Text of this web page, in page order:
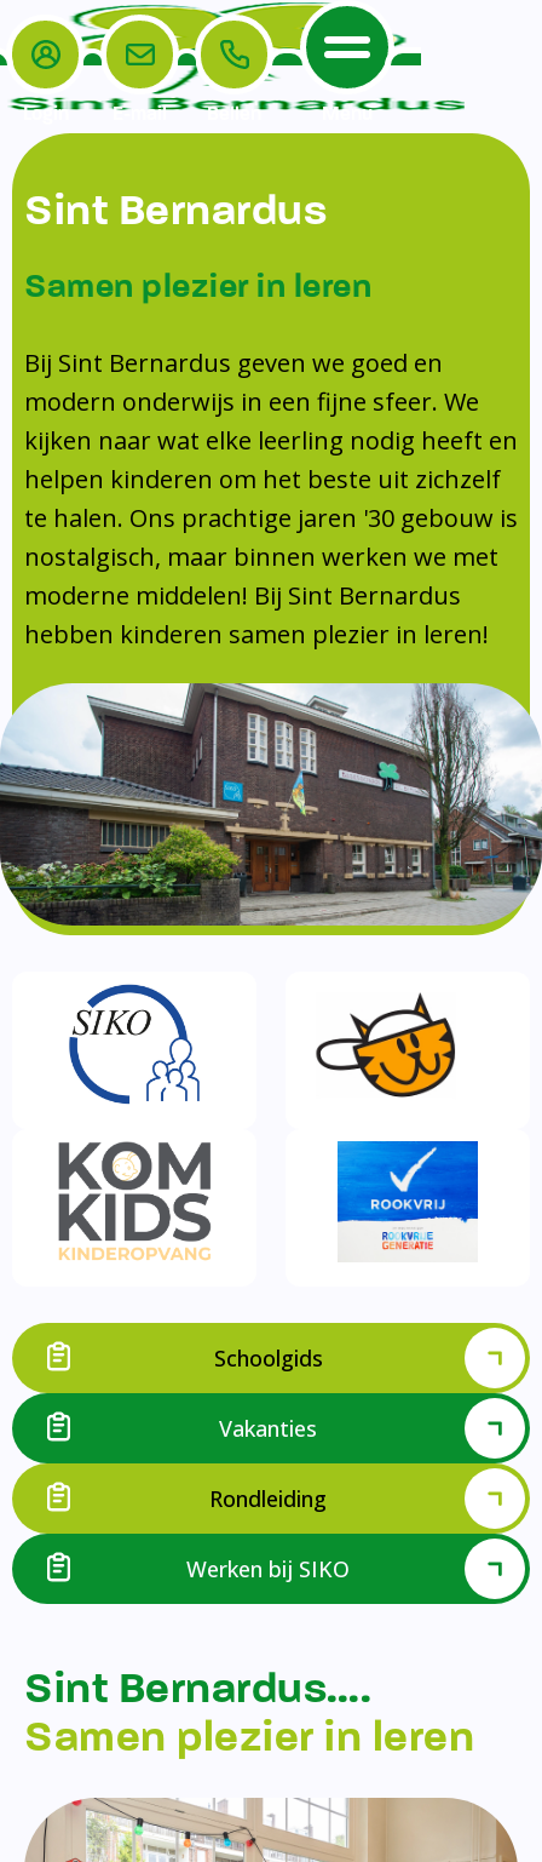
Home
De School
Veiligheidsplan
Onderwijs
Leerlingenraad
Leerlingenzorg
Doorstroomtoets
Jeugdprofessional op school
Centrum Jeugd en Gezin
Schoollogopedie
schoolondersteuningsprofiel
Schooltijden
Absentie
Vakanties
Aanmelden
Schoolgids
Gezonde school
Kinderopvang
BSO
Routebeschrijving
Privacy
Het Team
Ouders
Ouders
Tussenschoolse opvang
Activiteitencommissie (AC)
Medezeggenschapsraad (MR)
Formulieren
Klachtenregeling
Contact
Login E-mail Bellen Menu
Sint Bernardus
Samen plezier in leren
Bij Sint Bernardus geven we goed en
modern onderwijs in een fijne sfeer. We
kijken naar wat elke leerling nodig heeft en
helpen kinderen om het beste uit zichzelf
te halen. Ons prachtige jaren '30 gebouw is
nostalgisch, maar binnen werken we met
moderne middelen! Bij Sint Bernardus
hebben kinderen samen plezier in leren!
Schoolgids
Vakanties
Rondleiding
Werken bij SIKO
Sint Bernardus….
Samen plezier in leren